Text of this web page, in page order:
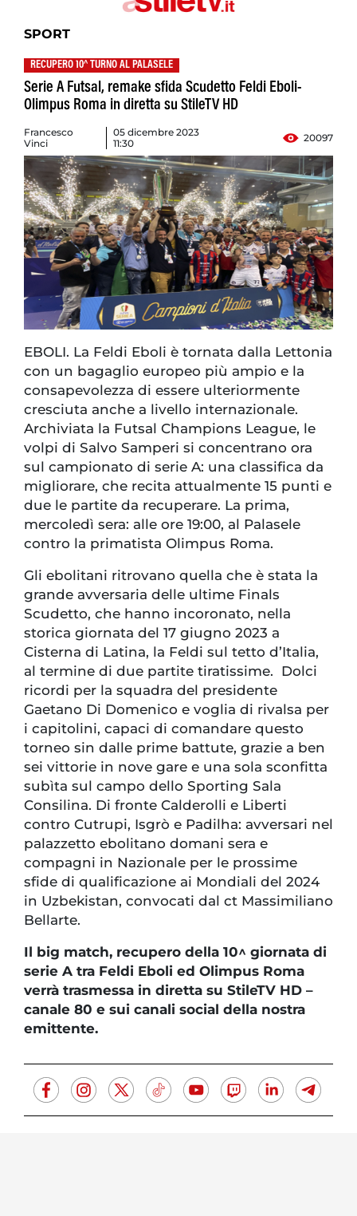
SPORT
RECUPERO 10^ TURNO AL PALASELE
Serie A Futsal, remake sfida Scudetto Feldi Eboli-
Olimpus Roma in diretta su StileTV HD
Francesco
Vinci
05 dicembre 2023
11:30
20097
EBOLI. La Feldi Eboli è tornata dalla Lettonia
con un bagaglio europeo più ampio e la
consapevolezza di essere ulteriormente
cresciuta anche a livello internazionale.
Archiviata la Futsal Champions League, le
volpi di Salvo Samperi si concentrano ora
sul campionato di serie A: una classifica da
migliorare, che recita attualmente 15 punti e
due le partite da recuperare. La prima,
mercoledì sera: alle ore 19:00, al Palasele
contro la primatista Olimpus Roma.
Gli ebolitani ritrovano quella che è stata la
grande avversaria delle ultime Finals
Scudetto, che hanno incoronato, nella
storica giornata del 17 giugno 2023 a
Cisterna di Latina, la Feldi sul tetto d’Italia,
al termine di due partite tiratissime. Dolci
ricordi per la squadra del presidente
Gaetano Di Domenico e voglia di rivalsa per
i capitolini, capaci di comandare questo
torneo sin dalle prime battute, grazie a ben
sei vittorie in nove gare e una sola sconfitta
subìta sul campo dello Sporting Sala
Consilina. Di fronte Calderolli e Liberti
contro Cutrupi, Isgrò e Padilha: avversari nel
palazzetto ebolitano domani sera e
compagni in Nazionale per le prossime
sfide di qualificazione ai Mondiali del 2024
in Uzbekistan, convocati dal ct Massimiliano
Bellarte.
Il big match, recupero della 10^ giornata di
serie A tra Feldi Eboli ed Olimpus Roma
verrà trasmessa in diretta su StileTV HD –
canale 80 e sui canali social della nostra
emittente.